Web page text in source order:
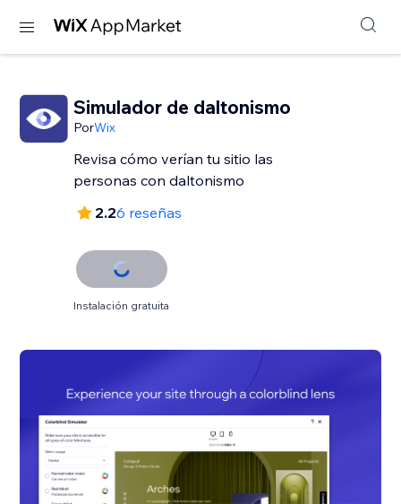
Simulador de daltonismo
PorWix
Revisa cómo verían tu sitio las
personas con daltonismo
2.26 reseñas
Instalación gratuita